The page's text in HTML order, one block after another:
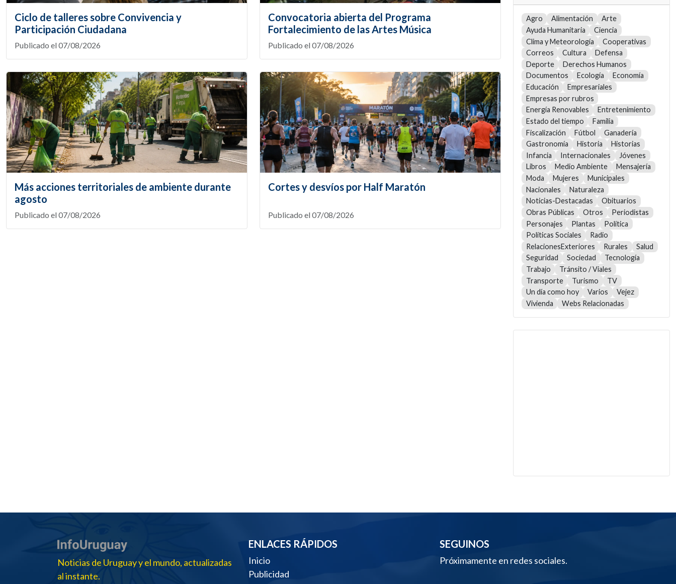
Ciclo de talleres sobre Convivencia y
Participación Ciudadana
Publicado el 07/08/2026
Convocatoria abierta del Programa
Fortalecimiento de las Artes Música
Publicado el 07/08/2026
Más acciones territoriales de ambiente durante
agosto
Publicado el 07/08/2026
Cortes y desvíos por Half Maratón
Publicado el 07/08/2026
Agro Alimentación
Arte
Ayuda Humanitaria
Ciencia
Clima y Meteorología
Cooperativas
Correos
Cultura
Defensa
Deporte
Derechos Humanos
Documentos
Ecología
Economía
Educación
Empresariales
Empresas por rubros
Energía Renovables
Entretenimiento
Estado del tiempo
Familia
Fiscalización
Fútbol
Ganadería
Gastronomía
Historia
Historias
Infancia
Internacionales
Jóvenes
Libros
Medio Ambiente
Mensajería
Moda
Mujeres
Municipales
Nacionales
Naturaleza
Noticias-Destacadas
Obituarios
Obras Públicas
Otros
Periodistas
Personajes
Plantas
Política
Políticas Sociales
Radio
RelacionesExteriores
Rurales
Salud
Seguridad
Sociedad
Tecnología
Trabajo
Tránsito / Viales
Transporte
Turismo
TV
Un día como hoy
Varios
Vejez
Vivienda
Webs Relacionadas
Noticias de Uruguay y el mundo, actualizadas
al instante.
ENLACES RÁPIDOS
Inicio
Publicidad
SEGUINOS
Próximamente en redes sociales.